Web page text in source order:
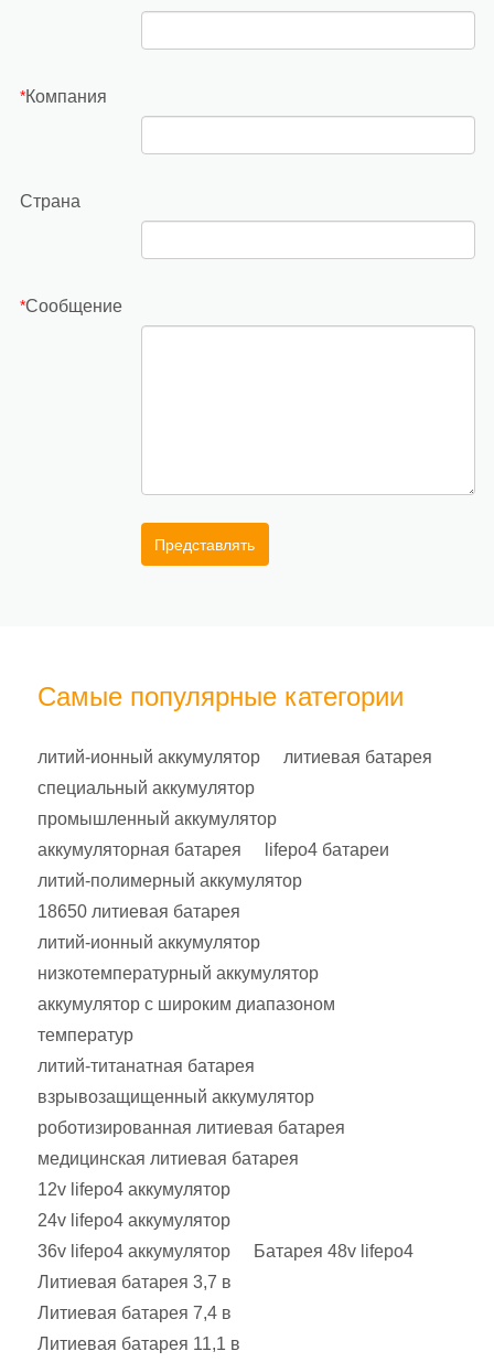
*Компания
Страна
*Сообщение
Представлять
Самые популярные категории
литий-ионный аккумулятор
литиевая батарея
специальный аккумулятор
промышленный аккумулятор
аккумуляторная батарея
lifepo4 батареи
литий-полимерный аккумулятор
18650 литиевая батарея
литий-ионный аккумулятор
низкотемпературный аккумулятор
аккумулятор с широким диапазоном
температур
литий-титанатная батарея
взрывозащищенный аккумулятор
роботизированная литиевая батарея
медицинская литиевая батарея
12v lifepo4 аккумулятор
24v lifepo4 аккумулятор
36v lifepo4 аккумулятор
Батарея 48v lifepo4
Литиевая батарея 3,7 в
Литиевая батарея 7,4 в
Литиевая батарея 11,1 в